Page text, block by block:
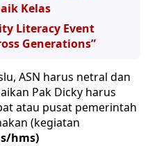
Kelas
Literacy Event
Generations”
ASN harus netral dan
Pak Dicky harus
atau pusat pemerintah
(kegiatan
hms)